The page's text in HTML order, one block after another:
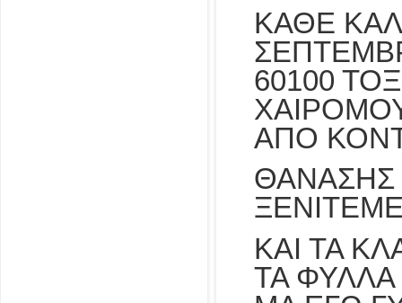
ΚΑΘΕ
60100
ΑΠΟ
ΚΑΙ ΤΑ
ΤΑ